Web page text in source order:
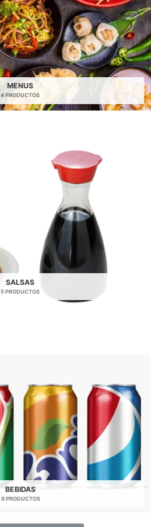
MENUS
4 PRODUCTOS
SALSAS
5 PRODUCTOS
BEBIDAS
8 PRODUCTOS